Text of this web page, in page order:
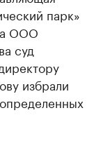
парк»
ООО
суд
избрали